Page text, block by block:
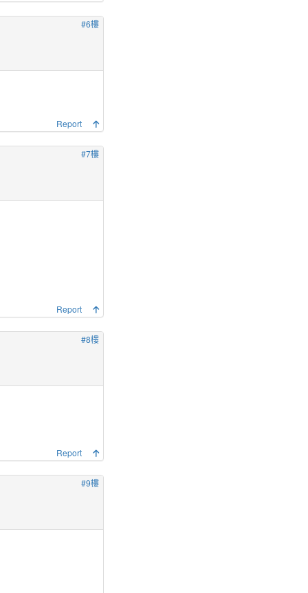
#6樓
Report
#7樓
Report
#8樓
Report
#9樓